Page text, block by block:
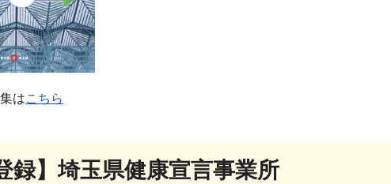
はこちら
録】埼玉県健康宣言事業所